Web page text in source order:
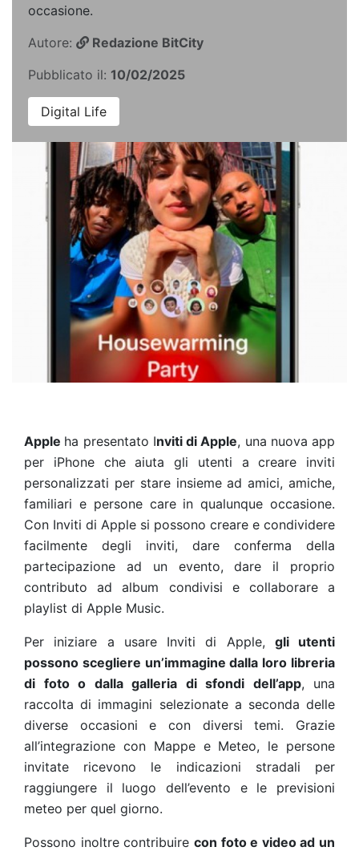
occasione.
Autore:
Redazione BitCity
Pubblicato il: 10/02/2025
Digital Life
Apple ha presentato Inviti di Apple, una nuova app
per iPhone che aiuta gli utenti a creare inviti
personalizzati per stare insieme ad amici, amiche,
familiari e persone care in qualunque occasione.
Con Inviti di Apple si possono creare e condividere
facilmente degli inviti, dare conferma della
partecipazione ad un evento, dare il proprio
contributo ad album condivisi e collaborare a
playlist di Apple Music.
Per iniziare a usare Inviti di Apple, gli utenti
possono scegliere un’immagine dalla loro libreria
di foto o dalla galleria di sfondi dell’app, una
raccolta di immagini selezionate a seconda delle
diverse occasioni e con diversi temi. Grazie
all’integrazione con Mappe e Meteo, le persone
invitate ricevono le indicazioni stradali per
raggiungere il luogo dell’evento e le previsioni
meteo per quel giorno.
Possono inoltre contribuire con foto e video ad un